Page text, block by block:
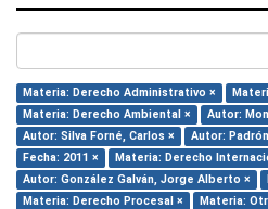
Materia: Derecho Administrativo ×
Materia: Derecho Ambiental ×
Autor:
Autor: Silva Forné, Carlos ×
Autor:
Fecha: 2011 ×
Materia: Derecho
Autor: González Galván, Jorge Alberto ×
Materia: Derecho Procesal ×
Materia: